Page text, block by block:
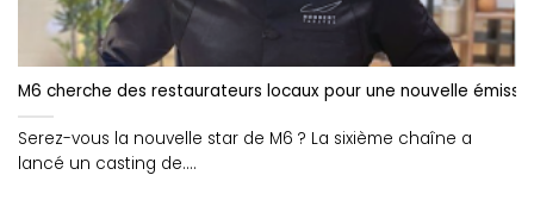
M6 cherche des restaurateurs locaux pour une nouvelle
Serez-vous la nouvelle star de M6 ? La sixième chaîne a
lancé un casting de....